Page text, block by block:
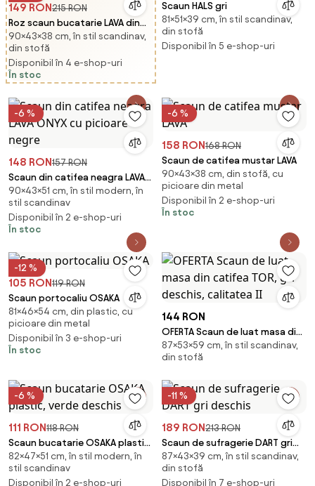
149 RON215 RON
Roz scaun bucatarie LAVA din
catifea
90×43×38 cm, în stil scandinav,
din stofă
Disponibil în 4 e-shop-uri
În stoc
Scaun HALS gri
81×51×39 cm, în stil scandinav,
din stofă
Disponibil în 5 e-shop-uri
-6 %
148 RON157 RON
Scaun din catifea neagra LAVA
ONYX cu picioare negre
90×43×51 cm, în stil modern, în
stil scandinav
Disponibil în 2 e-shop-uri
În stoc
-6 %
158 RON168 RON
Scaun de catifea mustar LAVA
90×43×38 cm, din stofă, cu
picioare din metal
Disponibil în 2 e-shop-uri
În stoc
-12 %
105 RON119 RON
Scaun portocaliu OSAKA
81×46×54 cm, din plastic, cu
picioare din metal
Disponibil în 3 e-shop-uri
În stoc
144 RON
OFERTA Scaun de luat masa din
catifea TOR, gri deschis,
calitatea II
87×53×59 cm, în stil scandinav,
din stofă
-6 %
111 RON118 RON
Scaun bucatarie OSAKA plastic,
verde deschis
82×47×51 cm, în stil modern, în
stil scandinav
Disponibil în 2 e-shop-uri
-11 %
189 RON213 RON
Scaun de sufragerie DART gri
deschis
87×43×39 cm, în stil scandinav,
din stofă
Disponibil în 7 e-shop-uri